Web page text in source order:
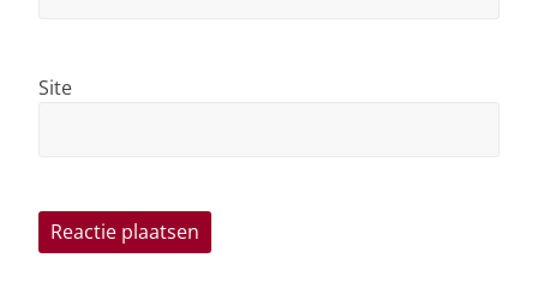
Site